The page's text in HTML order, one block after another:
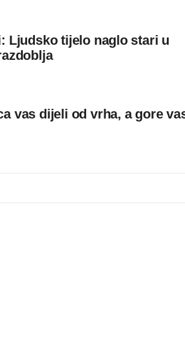
Ljudsko tijelo naglo stari u
vas dijeli od vrha, a gore